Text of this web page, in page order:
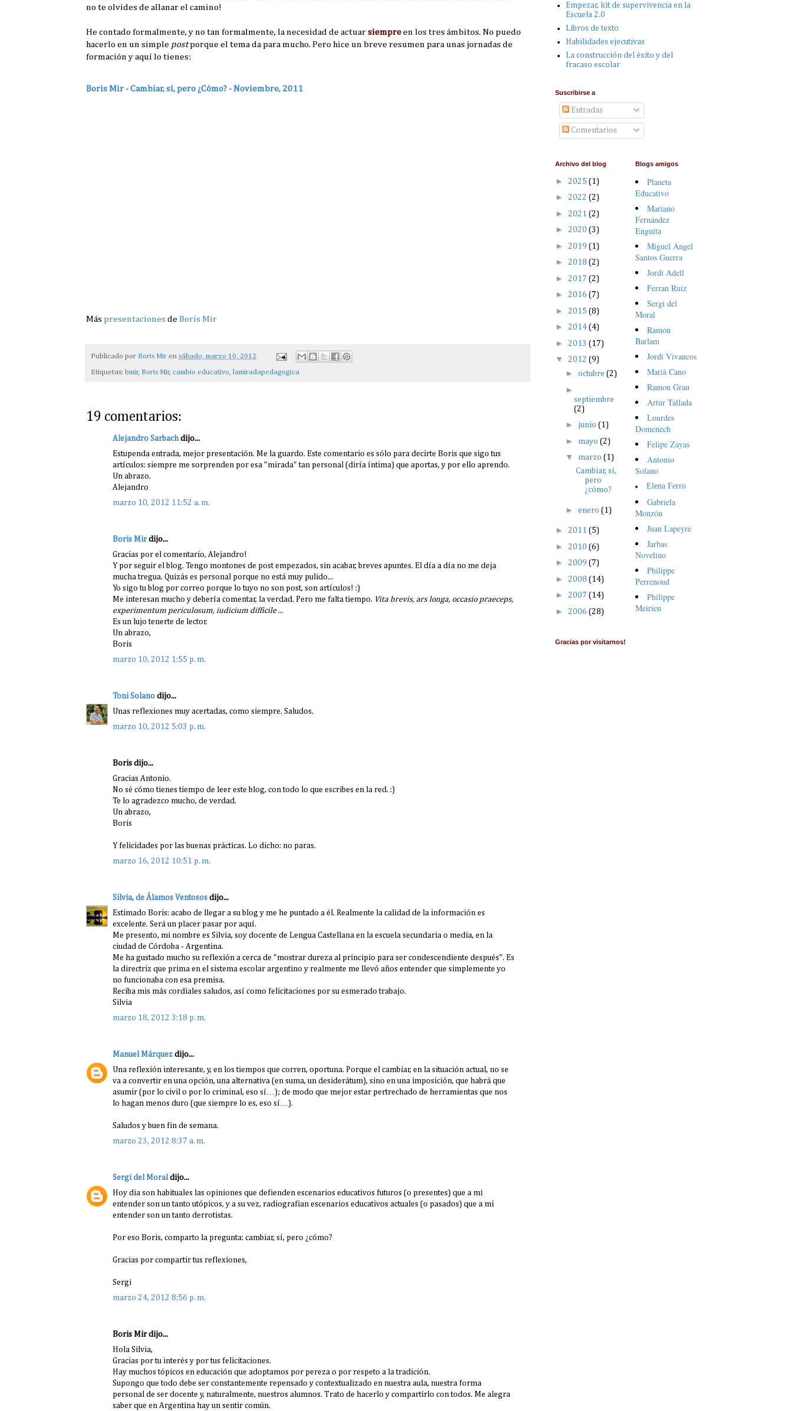
no te olvides de allanar el camino!
He contado formalmente, y no tan formalmente, la necesidad de actuar siempre en los tres ámbitos. No puedo
hacerlo en un simple postporque el tema da para mucho. Pero hice un breve resumen para unas jornadas de
formación y aquí lo tienes:
Boris Mir - Cambiar, sí, pero ¿Cómo? - Noviembre, 2011
Más presentaciones de Boris Mir
Publicado por Boris Mir en sábado, marzo 10, 2012
Etiquetas: bmir, Boris Mir, cambio educativo, lamiradapedagogica
19 comentarios:
Alejandro Sarbachdijo...
Estupenda entrada, mejor presentación. Me la guardo. Este comentario es sólo para decirte Boris que sigo tus
artículos: siempre me sorprenden por esa "mirada" tan personal (diría íntima) que aportas, y por ello aprendo.
Un abrazo.
Alejandro
marzo 10, 2012 11:52 a. m.
Boris Mirdijo...
Gracias por el comentario, Alejandro!
Y por seguir el blog. Tengo montones de post empezados, sin acabar, breves apuntes. El día a día no me deja
mucha tregua. Quizás es personal porque no está muy pulido...
Yo sigo tu blog por correo porque lo tuyo no son post, son artículos! :)
Me interesan mucho y debería comentar, la verdad. Pero me falta tiempo. Vita brevis, ars longa, occasio praeceps,
experimentum periculosum, iudicium difficile...
Es un lujo tenerte de lector.
Un abrazo,
Boris
marzo 10, 2012 1:55 p. m.
Toni Solano dijo...
Unas reflexiones muy acertadas, como siempre. Saludos.
marzo 10, 2012 5:03 p. m.
Boris dijo...
Gracias Antonio.
No sé cómo tienes tiempo de leer este blog, con todo lo que escribes en la red. :)
Te lo agradezco mucho, de verdad.
Un abrazo,
Boris
Y felicidades por las buenas prácticas. Lo dicho: no paras.
marzo 16, 2012 10:51 p. m.
Silvia, de Álamos Ventosos dijo...
Estimado Boris: acabo de llegar a su blog y me he puntado a él. Realmente la calidad de la información es
excelente. Será un placer pasar por aquí.
Me presento, mi nombre es Silvia, soy docente de Lengua Castellana en la escuela secundaria o media, en la
ciudad de Córdoba - Argentina.
Me ha gustado mucho su reflexión a cerca de "mostrar dureza al principio para ser condescendiente después". Es
la directriz que prima en el sistema escolar argentino y realmente me llevó años entender que simplemente yo
no funcionaba con esa premisa.
Reciba mis más cordiales saludos, así como felicitaciones por su esmerado trabajo.
Silvia
marzo 18, 2012 3:18 p. m.
Manuel Márquez dijo...
Una reflexión interesante, y, en los tiempos que corren, oportuna. Porque el cambiar, en la situación actual, no se
va a convertir en una opción, una alternativa (en suma, un desiderátum), sino en una imposición, que habrá que
asumir (por lo civil o por lo criminal, eso sí…); de modo que mejor estar pertrechado de herramientas que nos
lo hagan menos duro (que siempre lo es, eso sí…).
Saludos y buen fin de semana.
marzo 23, 2012 8:37 a. m.
Sergi del Moraldijo...
Hoy dia son habituales las opiniones que defienden escenarios educativos futuros (o presentes) que a mi
entender son un tanto utópicos, y a su vez, radiografian escenarios educativos actuales (o pasados) que a mi
entender son un tanto derrotistas.
Por eso Boris, comparto la pregunta: cambiar, sí, pero ¿cómo?
Gracias por compartir tus reflexiones,
Sergi
marzo 24, 2012 8:56 p. m.
Boris Mir dijo...
Hola Silvia,
Gracias por tu interés y por tus felicitaciones.
Hay muchos tópicos en educación que adoptamos por pereza o por respeto a la tradición.
Supongo que todo debe ser constantemente repensado y contextualizado en nuestra aula, nuestra forma
personal de ser docente y, naturalmente, nuestros alumnos. Trato de hacerlo y compartirlo con todos. Me alegra
saber que en Argentina hay un sentir común.
Empezar, kit de supervivencia en la
Escuela 2.0
Libros de texto
Habilidades ejecutivas
La construcción del éxito y del
fracaso escolar
Suscribirse a
Entradas
Comentarios
Archivo del blog
► 2025 (1)
► 2022 (2)
► 2021 (2)
► 2020 (3)
► 2019 (1)
► 2018 (2)
► 2017 (2)
► 2016 (7)
► 2015 (8)
► 2014 (4)
► 2013 (17)
▼ 2012 (9)
► octubre (2)
►
septiembre
(2)
► junio (1)
► mayo (2)
▼ marzo (1)
Cambiar, sí,
pero
¿cómo?
► enero (1)
► 2011 (5)
► 2010 (6)
► 2009 (7)
► 2008 (14)
► 2007 (14)
► 2006 (28)
Blogs amigos
Planeta
Educativo
Mariano
Fernández
Enguita
Miguel Ángel
Santos Guerra
Jordi Adell
Ferran Ruiz
Sergi del
Moral
Ramon
Barlam
Jordi Vivancos
Marià Cano
Ramon Grau
Artur Tallada
Lourdes
Domenech
Felipe Zayas
Antonio
Solano
Elena Ferro
Gabriela
Monzón
Juan Lapeyre
Jarbas
Novelino
Philippe
Perrenoud
Philippe
Meirieu
Gracias por visitarnos!